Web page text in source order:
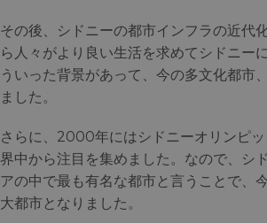
その後、シドニーの都市インフラの近代
ら人々がより良い生活を求めてシドニー
ういった背景があって、今の多文化都市
ました。
さらに、2000年にはシドニーオリンピ
界中から注目を集めました。なので、シ
アの中で最も有名な都市と言うことで、
大都市となりました。